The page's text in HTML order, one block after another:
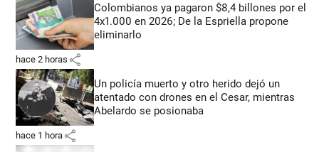
Colombianos ya pagaron $8,4 billones por el
4x1.000 en 2026; De la Espriella propone
eliminarlo
hace 2 horas share
Un policía muerto y otro herido dejó un
atentado con drones en el Cesar, mientras
Abelardo se posionaba
hace 1 hora share